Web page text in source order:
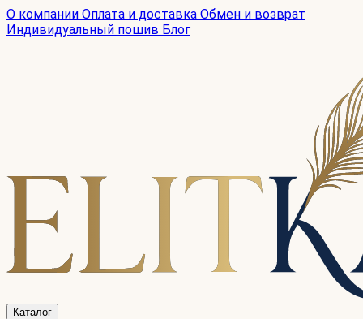
О компании Оплата и доставка Обмен и возврат
Индивидуальный пошив Блог
Каталог